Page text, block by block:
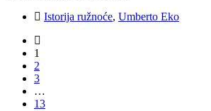
Istorija ružnoće, Umberto Eko
1
2
3
…
13